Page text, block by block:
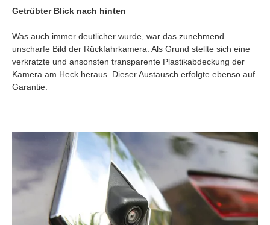
Getrübter Blick nach hinten
Was auch immer deutlicher wurde, war das zunehmend
unscharfe Bild der Rückfahrkamera. Als Grund stellte sich eine
verkratzte und ansonsten transparente Plastikabdeckung der
Kamera am Heck heraus. Dieser Austausch erfolgte ebenso auf
Garantie.